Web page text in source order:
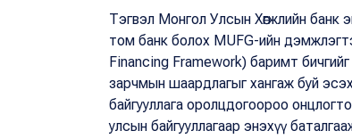
Тэгвэл Монгол Улсын Хөгжлийн банк
том банк болох MUFG-ийн
Financing Framework) баримт
зарчмын шаардлагыг хангаж буй
байгууллага оролцдогоороо
улсын байгууллагаар энэхүү